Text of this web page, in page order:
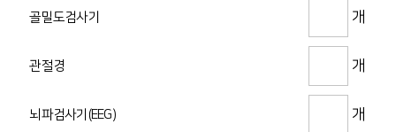
골밀도검사기 개
관절경 개
뇌파검사기(EEG) 개